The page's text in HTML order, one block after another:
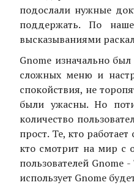
подослали нужные
поддержать. По
высказываниями
Gnome изначально
сложных меню и
спокойствия, не
были ужасны. Но
количество
прост. Те, кто
кто смотрит на мир с
пользователей Gnome
использует Gnome